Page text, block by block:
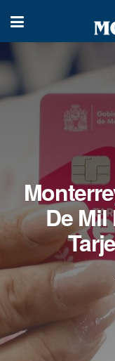
De Mil